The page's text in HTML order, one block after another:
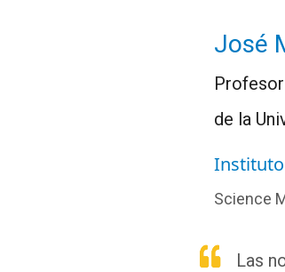
José
de la
Instituto
Science
Las